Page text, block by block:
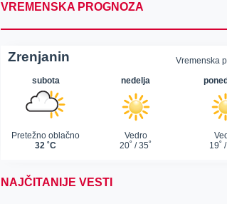
VREMENSKA PROGNOZA
NAJČITANIJE VESTI